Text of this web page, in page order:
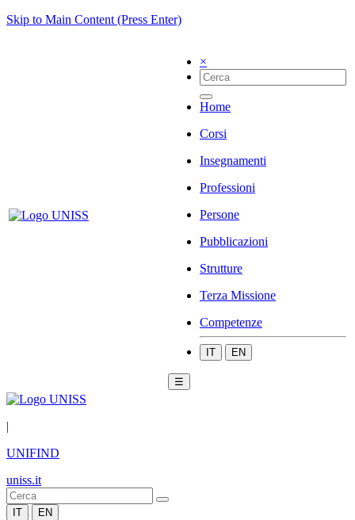
Skip to Main Content (Press Enter)
×
Home
Corsi
Insegnamenti
Professioni
Persone
Pubblicazioni
Strutture
Terza Missione
Competenze
IT EN
☰
|
UNIFIND
uniss.it
IT EN